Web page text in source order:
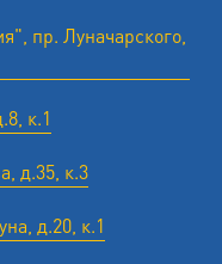
пр. Луначарского,
к.1
д.35, к.3
д.20, к.1